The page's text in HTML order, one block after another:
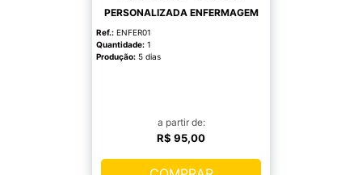
PERSONALIZADA ENFERMAGEM
Ref.: ENFER01
Quantidade: 1
Produção: 5 dias
a partir de:
R$ 95,00